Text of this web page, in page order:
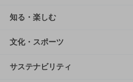
商品TOP
商品一覧
商品発売情報
知る・楽しむ
知る・楽しむTOP
キャンペーン
文化・スポーツ
文化・スポーツTOP
サステナビリティ